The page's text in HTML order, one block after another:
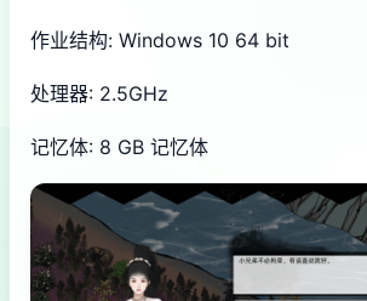
作业结构: Windows 10 64 bit
处理器: 2.5GHz
记忆体: 8 GB 记忆体